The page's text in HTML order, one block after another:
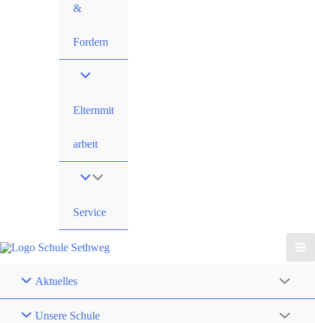
&
Fordern
Elternmit
arbeit
Service
Aktuelles
Unsere Schule